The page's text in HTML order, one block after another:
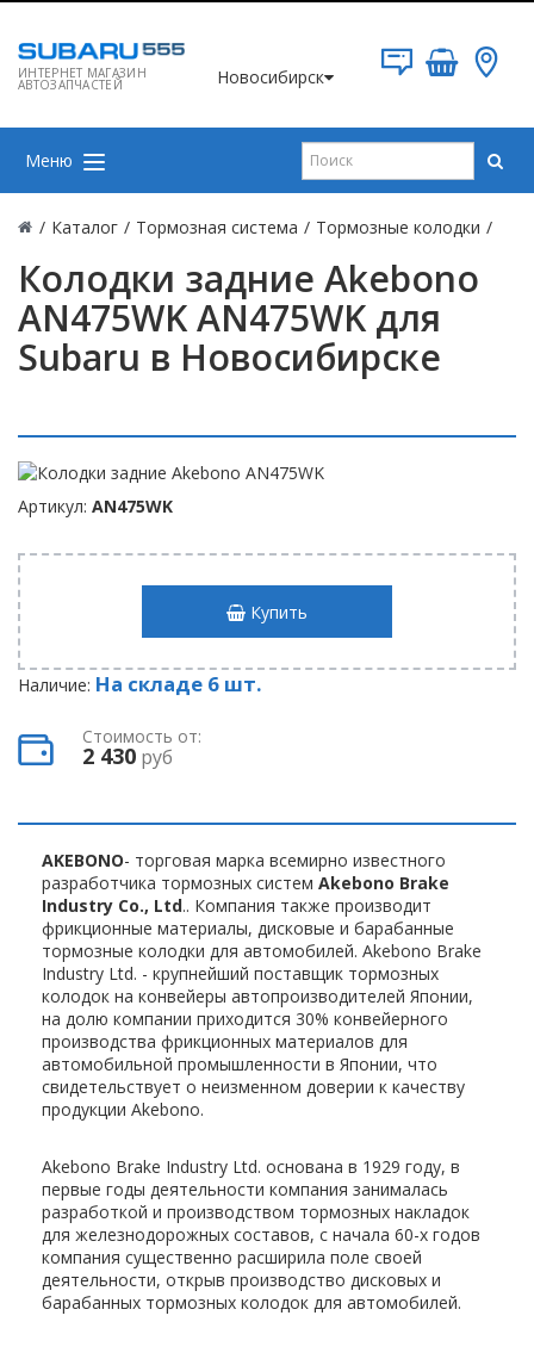
ИНТЕРНЕТ МАГАЗИН
АВТОЗАПЧАСТЕЙ Новосибирск
Меню
/ Каталог / Тормозная система / Тормозные колодки /
Колодки задние Akebono
AN475WK AN475WK для
Subaru в Новосибирске
Артикул: AN475WK
Купить
Наличие: На складе 6 шт.
Стоимость от:
2 430 руб
AKEBONO- торговая марка всемирно известного
разработчика тормозных систем Akebono Brake
Industry Co., Ltd.. Компания также производит
фрикционные материалы, дисковые и барабанные
тормозные колодки для автомобилей. Akebono Brake
Industry Ltd. - крупнейший поставщик тормозных
колодок на конвейеры автопроизводителей Японии,
на долю компании приходится 30% конвейерного
производства фрикционных материалов для
автомобильной промышленности в Японии, что
свидетельствует о неизменном доверии к качеству
продукции Akebono.
Akebono Brake Industry Ltd. основана в 1929 году, в
первые годы деятельности компания занималась
разработкой и производством тормозных накладок
для железнодорожных составов, с начала 60-х годов
компания существенно расширила поле своей
деятельности, открыв производство дисковых и
барабанных тормозных колодок для автомобилей.